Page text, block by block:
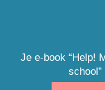
Je e-book “Help!